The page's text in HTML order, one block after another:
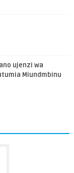
ujenzi wa
Miundmbinu